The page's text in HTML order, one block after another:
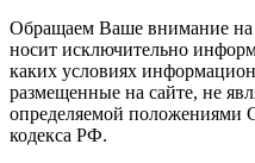
Обращаем Ваше внимание на
носит исключительно
каких условиях
размещенные на сайте, не
определяемой положениями
кодекса РФ.